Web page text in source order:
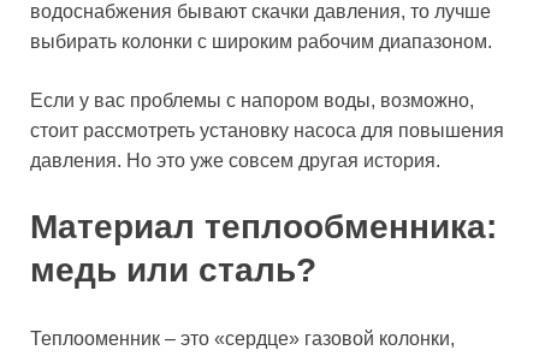
водоснабжения бывают скачки давления, то лучше
выбирать колонки с широким рабочим диапазоном.
Если у вас проблемы с напором воды, возможно,
стоит рассмотреть установку насоса для повышения
давления. Но это уже совсем другая история.
Материал теплообменника:
медь или сталь?
Теплооменник – это «сердце» газовой колонки,